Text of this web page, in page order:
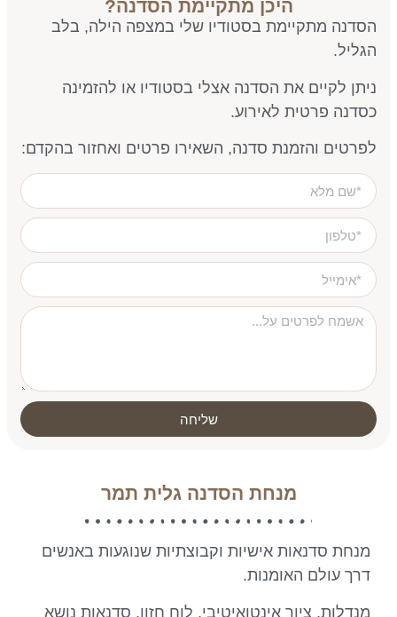
היכן מתקיימת הסדנה?
הסדנה מתקיימת בסטודיו שלי במצפה הילה, בלב
הגליל.
ניתן לקיים את הסדנה אצלי בסטודיו או להזמינה
כסדנה פרטית לאירוע.
לפרטים והזמנת סדנה, השאירו פרטים ואחזור בהקדם:
שליחה
מנחת הסדנה גלית תמר
מנחת סדנאות אישיות וקבוצתיות שנוגעות באנשים
דרך עולם האומנות.
מנדלות, ציור אינטואיטיבי, לוח חזון, סדנאות נושא